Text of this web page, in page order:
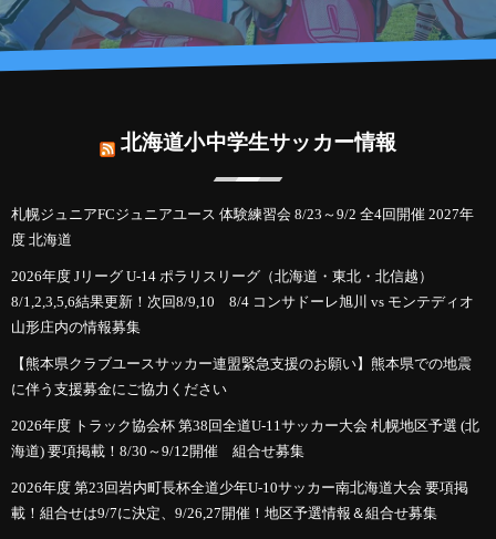
北海道小中学生サッカー情報
札幌ジュニアFCジュニアユース 体験練習会 8/23～9/2 全4回開催 2027年
度 北海道
2026年度 Jリーグ U-14 ポラリスリーグ（北海道・東北・北信越）
8/1,2,3,5,6結果更新！次回8/9,10 8/4 コンサドーレ旭川 vs モンテディオ
山形庄内の情報募集
【熊本県クラブユースサッカー連盟緊急支援のお願い】熊本県での地震
に伴う支援募金にご協力ください
2026年度 トラック協会杯 第38回全道U-11サッカー大会 札幌地区予選 (北
海道) 要項掲載！8/30～9/12開催 組合せ募集
2026年度 第23回岩内町長杯全道少年U-10サッカー南北海道大会 要項掲
載！組合せは9/7に決定、9/26,27開催！地区予選情報＆組合せ募集